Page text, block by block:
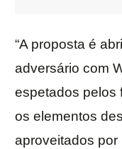
“A proposta é
adversário com
espetados pelos
os elementos
aproveitados por